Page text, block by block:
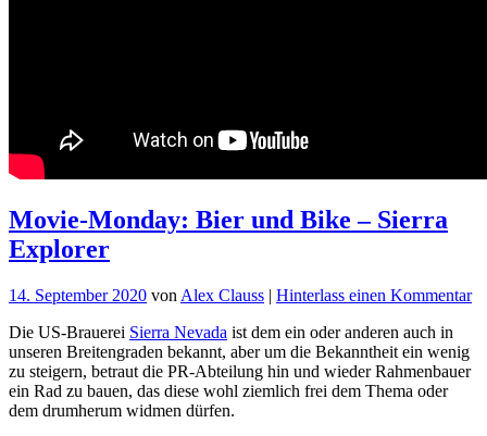
Movie-Monday: Bier und Bike – Sierra
Explorer
14. September 2020 von Alex Clauss | Hinterlass einen Kommentar
Die US-Brauerei Sierra Nevada ist dem ein oder anderen auch in
unseren Breitengraden bekannt, aber um die Bekanntheit ein wenig
zu steigern, betraut die PR-Abteilung hin und wieder Rahmenbauer
ein Rad zu bauen, das diese wohl ziemlich frei dem Thema oder
dem drumherum widmen dürfen.